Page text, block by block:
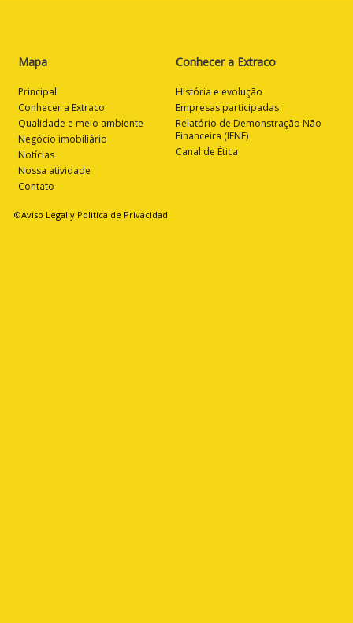
Mapa
Principal
Conhecer a Extraco
Qualidade e meio ambiente
Negócio imobiliário
Notícias
Nossa atividade
Contato
Conhecer a Extraco
História e evolução
Empresas participadas
Relatório de Demonstração Não
Financeira (IENF)
Canal de Ética
©Aviso Legal y Politica de Privacidad